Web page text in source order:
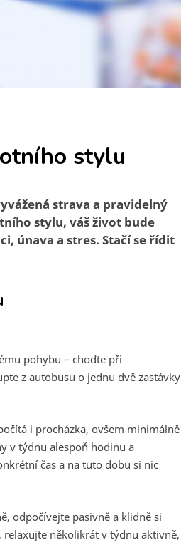
stylu
strava a pravidelný
stylu, váš život bude
únava a stres. Stačí se řídit
pohybu – choďte při
z autobusu o jednu dvě zastávky
i procházka, ovšem minimálně
v týdnu alespoň hodinu a
čas a na tuto dobu si nic
odpočívejte pasivně a klidně si
relaxujte několikrát v týdnu aktivně,